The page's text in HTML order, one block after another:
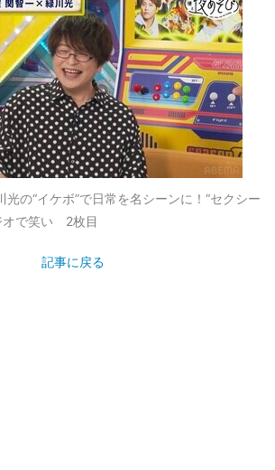
光の“イケボ”で日常を名シーンに！“セクシー
オで笑い 2枚目
記事に戻る